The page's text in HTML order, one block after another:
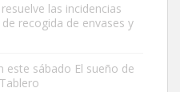
las incidencias
recogida de envases y
este sábado El sueño de